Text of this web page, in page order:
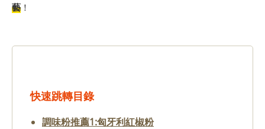
藝 ！
快速跳轉目錄
調味粉推薦1:匈牙利紅椒粉